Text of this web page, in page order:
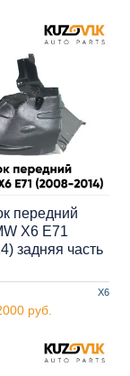
X6
передний
X6 E71
задняя часть
руб.